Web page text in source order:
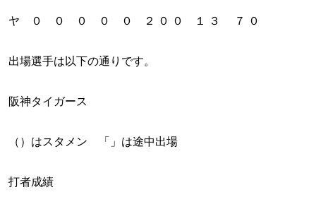
ヤ ０ ０ ０ ０ ０ ２ ０ ０ １ ３ ７ ０
出場選手は以下の通りです。
阪神タイガース
（）はスタメン 「」は途中出場
打者成績